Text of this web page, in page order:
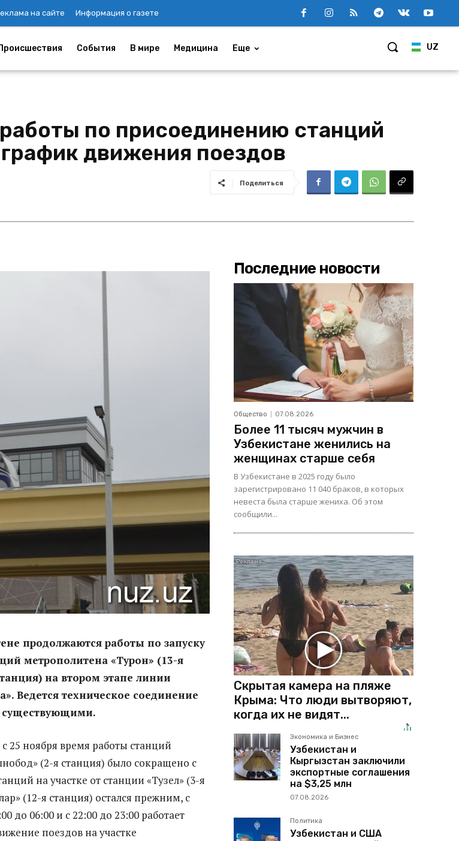
на сайте Информация о газете
UZ
События В мире Медицина Еще
по присоединению станций
движения поездов
Поделиться
продолжаются работы по запуску
метрополитена «Турон» (13-я
на втором этапе линии
Ведется техническое соединение
существующими.
25 ноября время работы станций
(2-я станция) было сокращено с
на участке от станции «Тузел» (3-я
(12-я станция) остался прежним, с
до 06:00 и с 22:00 до 23:00 работает
поездов на участке
Последние новости
Общество 07.08.2026
Более 11 тысяч мужчин в
Узбекистане женились на
женщинах старше себя
В Узбекистане в 2025 году было
зарегистрировано 11 040 браков, в которых
невеста была старше жениха. Об этом
сообщили...
Скрытая камера на пляже
Крыма: Что люди вытворяют,
когда их не видят...
Экономика и Бизнес
Узбекистан и
Кыргызстан заключили
экспортные соглашения
на $3,25 млн
07.08.2026
Политика
Узбекистан и США